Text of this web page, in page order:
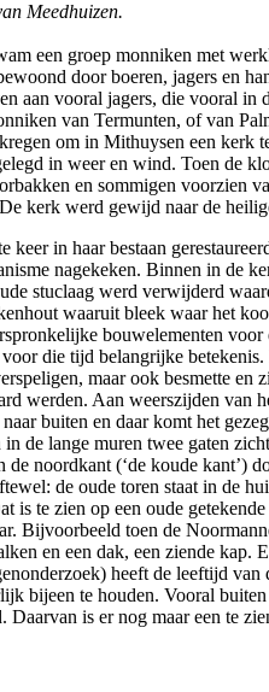
Meedhuizen.
een groep monniken met
door boeren, jagers en
aan vooral jagers, die vooral
van Termunten, of van
om in Mithuysen een kerk
in weer en wind. Toen de
en sommigen voorzien
kerk werd gewijd naar de
keer in haar bestaan
nagekeken. Binnen in de
stuclaag werd verwijderd
waaruit bleek waar het
bouwelementen
die tijd belangrijke
maar ook besmette
werden. Aan weerszijden
buiten en daar komt het
de lange muren twee gaten
noordkant (‘de koude
de oude toren staat in de
is te zien op een oude
Bijvoorbeeld toen de
en een dak, een ziende kap.
heeft de leeftijd
bijeen te houden. Vooral
is er nog maar een te